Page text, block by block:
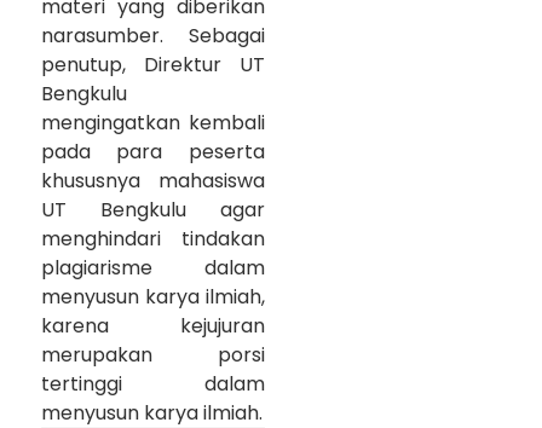
materi yang diberikan
narasumber. Sebagai
penutup, Direktur UT
Bengkulu
mengingatkan kembali
pada para peserta
khususnya mahasiswa
UT Bengkulu agar
menghindari tindakan
plagiarisme dalam
menyusun karya ilmiah,
karena kejujuran
merupakan porsi
tertinggi dalam
menyusun karya ilmiah.